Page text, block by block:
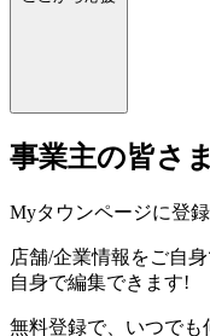
事業主の皆さま
Myタウンページに登
店舗/企業情報をご自
自身で編集できます!
無料登録で、いつでも